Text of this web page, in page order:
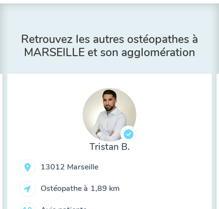
Retrouvez les autres ostéopathes à
MARSEILLE et son agglomération
Tristan B.
13012 Marseille
Ostéopathe à 1,89 km